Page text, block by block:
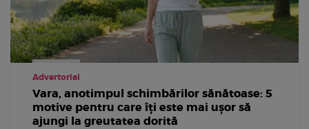
Advertorial
Vara, anotimpul schimbărilor sănătoase: 5
motive pentru care îți este mai ușor să
ajungi la greutatea dorită